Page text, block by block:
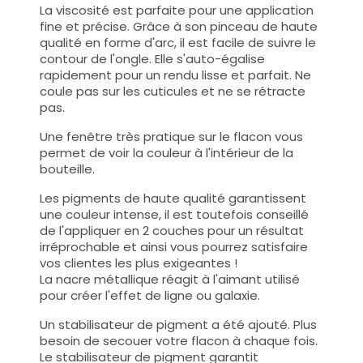
La viscosité est parfaite pour une application
fine et précise. Grâce à son pinceau de haute
qualité en forme d'arc, il est facile de suivre le
contour de l'ongle. Elle s'auto-égalise
rapidement pour un rendu lisse et parfait. Ne
coule pas sur les cuticules et ne se rétracte
pas.
Une fenêtre très pratique sur le flacon vous
permet de voir la couleur à l'intérieur de la
bouteille.
Les pigments de haute qualité garantissent
une couleur intense, il est toutefois conseillé
de l'appliquer en 2 couches pour un résultat
irréprochable et ainsi vous pourrez satisfaire
vos clientes les plus exigeantes !
La nacre métallique réagit à l'aimant utilisé
pour créer l'effet de ligne ou galaxie.
Un stabilisateur de pigment a été ajouté. Plus
besoin de secouer votre flacon à chaque fois.
Le stabilisateur de pigment garantit